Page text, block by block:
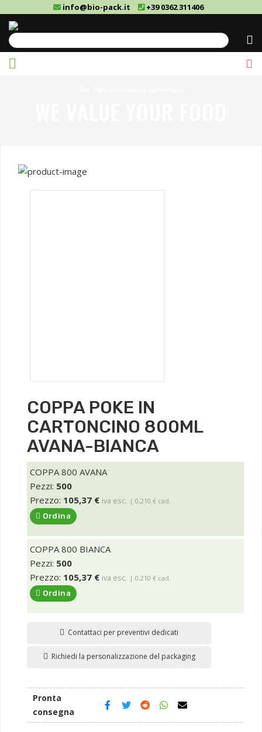
info@bio-pack.it +39 0362 311406
COPPA POKE IN
CARTONCINO 800ML
AVANA-BIANCA
COPPA 800 AVANA
Pezzi: 500
Prezzo: 105,37 € iva esc. | 0,210 € cad.
Ordina
COPPA 800 BIANCA
Pezzi: 500
Prezzo: 105,37 € iva esc. | 0,210 € cad.
Ordina
Contattaci per preventivi dedicati
Richiedi la personalizzazione del packaging
Pronta
consegna